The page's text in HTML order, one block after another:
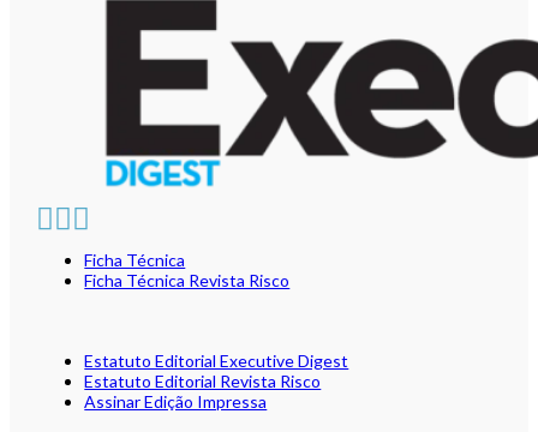
Ficha Técnica
Ficha Técnica Revista Risco
Estatuto Editorial Executive Digest
Estatuto Editorial Revista Risco
Assinar Edição Impressa